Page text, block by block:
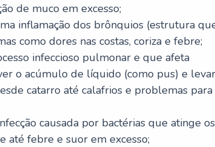
de muco em excesso;
inflamação dos brônquios (estrutura
como dores nas costas, coriza e febre;
infeccioso pulmonar e que afeta
o acúmulo de líquido (como pus) e levar
catarro até calafrios e problemas para
causada por bactérias que atinge os
até febre e suor em excesso;